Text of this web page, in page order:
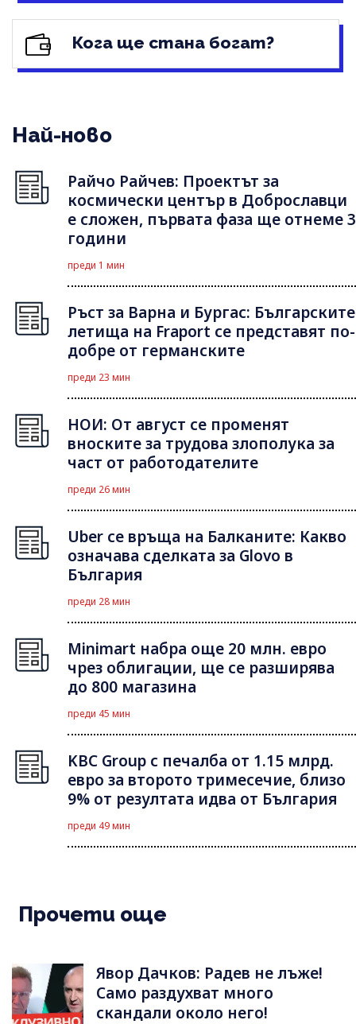
Кога ще стана богат?
Най-ново
Райчо Райчев: Проектът за
космически център в Доброславци
е сложен, първата фаза ще отнеме 3
години
преди 1 мин
Ръст за Варна и Бургас: Българските
летища на Fraport се представят по-
добре от германските
преди 23 мин
НОИ: От август се променят
вноските за трудова злополука за
част от работодателите
преди 26 мин
Uber се връща на Балканите: Какво
означава сделката за Glovo в
България
преди 28 мин
Minimart набра още 20 млн. евро
чрез облигации, ще се разширява
до 800 магазина
преди 45 мин
KBC Group с печалба от 1.15 млрд.
евро за второто тримесечие, близо
9% от резултата идва от България
преди 49 мин
Прочети още
Явор Дачков: Радев не лъже!
Само раздухват много
скандали около него!